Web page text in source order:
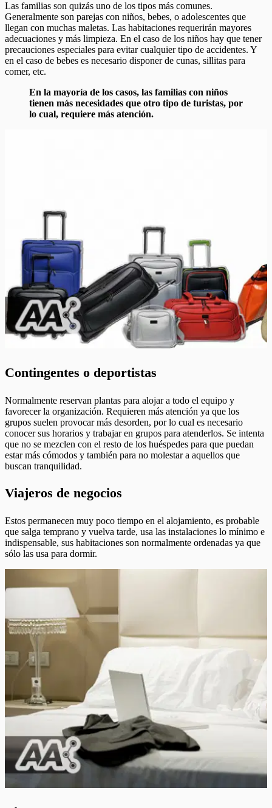
Las familias son quizás uno de los tipos más comunes.
Generalmente son parejas con niños, bebes, o adolescentes que
llegan con muchas maletas. Las habitaciones requerirán mayores
adecuaciones y más limpieza. En el caso de los niños hay que tener
precauciones especiales para evitar cualquier tipo de accidentes. Y
en el caso de bebes es necesario disponer de cunas, sillitas para
comer, etc.
En la mayoría de los casos, las familias con niños
tienen más necesidades que otro tipo de turistas, por
lo cual, requiere más atención.
Contingentes o deportistas
Normalmente reservan plantas para alojar a todo el equipo y
favorecer la organización. Requieren más atención ya que los
grupos suelen provocar más desorden, por lo cual es necesario
conocer sus horarios y trabajar en grupos para atenderlos. Se intenta
que no se mezclen con el resto de los huéspedes para que puedan
estar más cómodos y también para no molestar a aquellos que
buscan tranquilidad.
Viajeros de negocios
Estos permanecen muy poco tiempo en el alojamiento, es probable
que salga temprano y vuelva tarde, usa las instalaciones lo mínimo e
indispensable, sus habitaciones son normalmente ordenadas ya que
sólo las usa para dormir.